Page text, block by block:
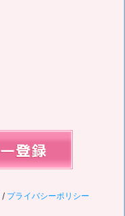
/ プライバシーポリシー